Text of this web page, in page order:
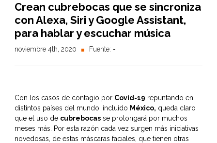
Crean cubrebocas que se sincroniza
con Alexa, Siri y Google Assistant,
para hablar y escuchar música
noviembre 4th, 2020 Fuente: -
Con los casos de contagio por Covid-19 repuntando en
distintos países del mundo, incluido México, queda claro
que el uso de cubrebocas se prolongará por muchos
meses más. Por esta razón cada vez surgen más iniciativas
novedosas, de estas máscaras faciales, que tienen otras